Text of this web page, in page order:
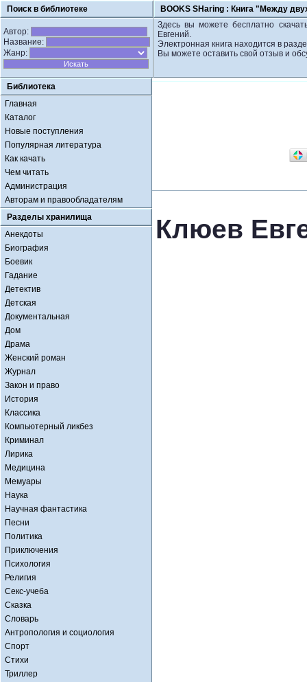
Поиск в библиотеке BOOKS SHaring : Книга "Между
Автор:
Название:
Жанр:
Здесь вы можете бесплатно
Евгений.
Электронная книга находится в
Вы можете оставить свой отзыв и
Библиотека
Главная
Каталог
Новые поступления
Популярная литература
Как качать
Чем читать
Администрация
Авторам и правообладателям
Разделы хранилища
Анекдоты
Биография
Боевик
Гадание
Детектив
Детская
Документальная
Дом
Драма
Женский роман
Журнал
Закон и право
История
Классика
Компьютерный ликбез
Криминал
Лирика
Медицина
Мемуары
Наука
Научная фантастика
Песни
Политика
Приключения
Психология
Религия
Секс-учеба
Сказка
Словарь
Антропология и социология
Спорт
Стихи
Триллер
Клюев